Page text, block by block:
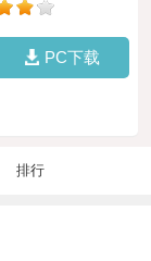
PC下载
排行